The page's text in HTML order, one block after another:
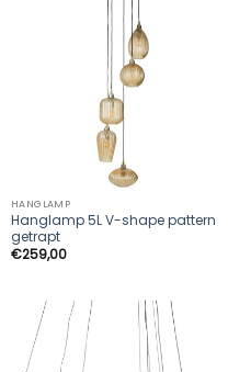
HANGLAMP
Hanglamp 5L V-shape pattern
getrapt
€259,00